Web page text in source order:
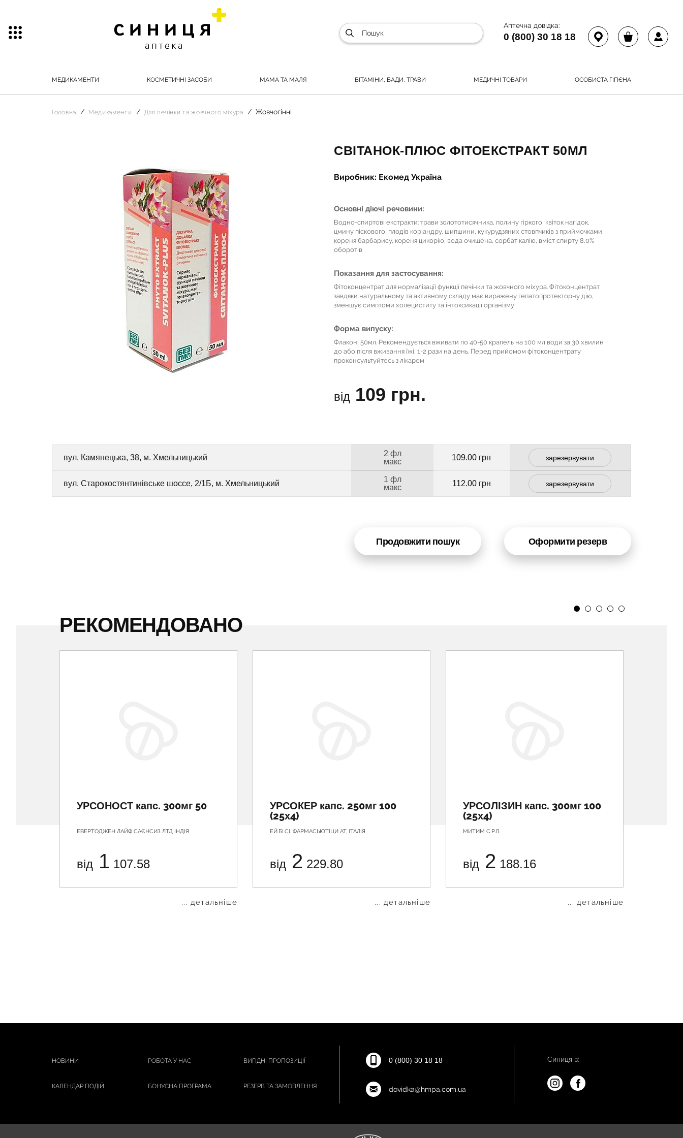
Аптечна довідка:
0 (800) 30 18 18
МЕДИКАМЕНТИ КОСМЕТИЧНІ ЗАСОБИ МАМА ТА МАЛЯ ВІТАМІНИ, БАДИ, ТРАВИ МЕДИЧНІ ТОВАРИ ОСОБИСТА ГІГІЄНА
Головна Медикаменти Для печінки та жовчного міхура Жовчогінні
СВІТАНОК-ПЛЮС ФІТОЕКСТРАКТ 50МЛ
Виробник: Екомед Україна
Основні діючі речовини:
Водно-спиртові екстракти: трави золототисячника, полину гіркого, квіток нагідок,
цмину піскового, плодів коріандру, шипшини, кукурудзяних стовпчиків з приймочками,
кореня барбарису, кореня цикорію, вода очищена, сорбат калію, вміст спирту 8,0%
оборотів
Показання для застосування:
Фітоконцентрат для нормалізації функції печінки та жовчного міхура. Фітоконцентрат
завдяки натуральному та активному складу має виражену гепатопротекторну дію,
зменшує симптоми холециститу та інтоксикації організму
Форма випуску:
Флакон, 50мл. Рекомендується вживати по 40-50 крапель на 100 мл води за 30 хвилин
до або після вживання їжі, 1-2 рази на день. Перед прийомом фітоконцентрату
проконсультуйтесь з лікарем
від 109 грн.
вул. Камянецька, 38, м. Хмельницький
2 фл
макс
109.00 грн зарезервувати
вул. Старокостянтинівське шоссе, 2/1Б, м. Хмельницький
1 фл
макс
112.00 грн зарезервувати
Продовжити пошук Оформити резерв
РЕКОМЕНДОВАНО
УРСОНОСТ капс. 300мг 50
ЕВЕРТОДЖЕН ЛАЙФ САЄНСИЗ ЛТД ІНДІЯ
від 1 107.58
... детальніше
УРСОКЕР капс. 250мг 100
(25х4)
ЕЙ.БІ.СІ. ФАРМАСЬЮТІЦИ АТ, ІТАЛІЯ
від 2 229.80
... детальніше
УРСОЛІЗИН капс. 300мг 100
(25х4)
МИТИМ С.Р.Л.
від 2 188.16
... детальніше
НОВИНИ РОБОТА У НАС ВИГІДНІ ПРОПОЗИЦІЇ
КАЛЕНДАР ПОДІЙ БОНУСНА ПРОГРАМА РЕЗЕРВ ТА ЗАМОВЛЕННЯ
0 (800) 30 18 18
dovidka@hmpa.com.ua
Синиця в: